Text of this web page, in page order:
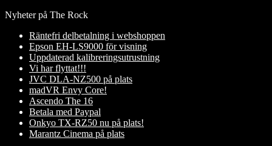
Nyheter på The Rock
Räntefri delbetalning i webshoppen
Epson EH-LS9000 för visning
Uppdaterad kalibreringsutrustning
Vi har flyttat!!!
JVC DLA-NZ500 på plats
madVR Envy Core!
Ascendo The 16
Betala med Paypal
Onkyo TX-RZ50 nu på plats!
Marantz Cinema på plats